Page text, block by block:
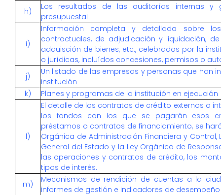
h)
Los resultados de las auditorías internas y
presupuestal
i)
Información completa y detallada sobre
contractuales, de adjudicación y liquidación,
adquisción de bienes, etc., celebrados por la
o jurídicas, incluídos concesiones, permisos o
j)
Un listado de las empresas y personas que han
institución
k)
Planes y programas de la institución en ejecución
l)
El detalle de los contratos de crédito externos o
los fondos con los que se pagarán esos
préstamos o contratos de financiamiento, se
Orgánica de Administración Financiera y
General del Estado y la Ley Orgánica de
las operaciones y contratos de crédito, los
tipos de interés.
m)
Mecanismos de rendición de cuentas a la
informes de gestión e indicadores de desempeño